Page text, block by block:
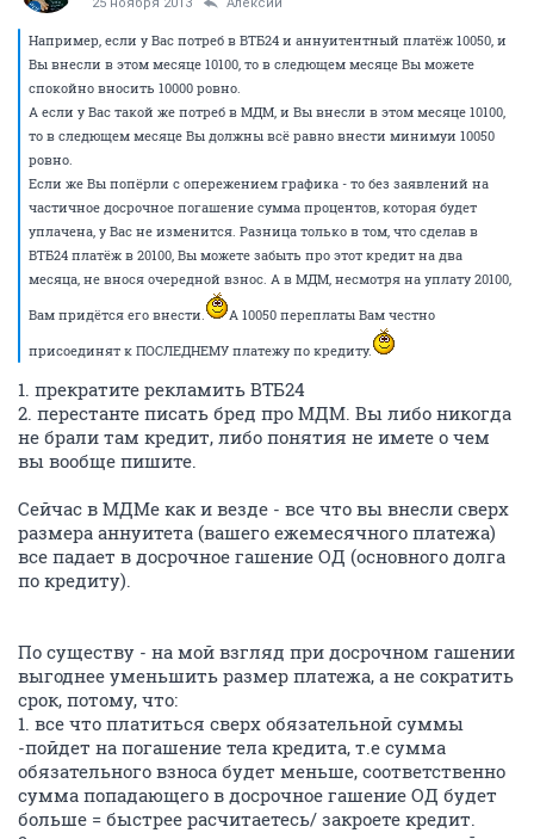
Например, если у Вас потреб в ВТБ24 и аннуитентный платёж 10050, и
Вы внесли в этом месяце 10100, то в следющем месяце Вы можете
спокойно вносить 10000 ровно.
А если у Вас такой же потреб в МДМ, и Вы внесли в этом месяце 10100,
то в следющем месяце Вы должны всё равно внести минимуи 10050
ровно.
Если же Вы попёрли с опережением графика - то без заявлений на
частичное досрочное погашение сумма процентов, которая будет
уплачена, у Вас не изменится. Разница только в том, что сделав в
ВТБ24 платёж в 20100, Вы можете забыть про этот кредит на два
месяца, не внося очередной взнос. А в МДМ, несмотря на уплату 20100,
Вам придётся его внести.
А 10050 переплаты Вам честно
присоединят к ПОСЛЕДНЕМУ платежу по кредиту.
1. прекратите рекламить ВТБ24
2. перестанте писать бред про МДМ. Вы либо никогда
не брали там кредит, либо понятия не имете о чем
вы вообще пишите.
Сейчас в МДМе как и везде - все что вы внесли сверх
размера аннуитета (вашего ежемесячного платежа)
все падает в досрочное гашение ОД (основного долга
по кредиту).
По существу - на мой взгляд при досрочном гашении
выгоднее уменьшить размер платежа, а не сократить
срок, потому, что:
1. все что платиться сверх обязательной суммы
-пойдет на погашение тела кредита, т.е сумма
обязательного взноса будет меньше, соответственно
сумма попадающего в досрочное гашение ОД будет
больше = быстрее расчитаетесь/ закроете кредит.